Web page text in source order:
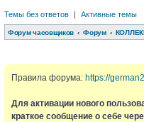
Темы без ответов | Активные темы
Форум часовщиков Форум
Правила форума: https://
Для активации нового
краткое сообщение о себе